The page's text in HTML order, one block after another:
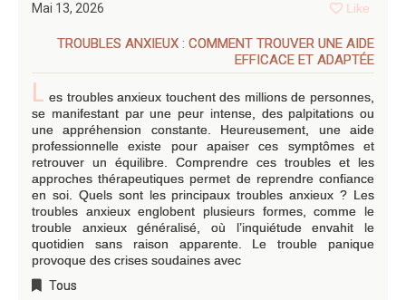
Mai 13, 2026 Like
TROUBLES ANXIEUX : COMMENT TROUVER UNE AIDE
EFFICACE ET ADAPTÉE
L es troubles anxieux touchent des millions de personnes,
se manifestant par une peur intense, des palpitations ou
une appréhension constante. Heureusement, une aide
professionnelle existe pour apaiser ces symptômes et
retrouver un équilibre. Comprendre ces troubles et les
approches thérapeutiques permet de reprendre confiance
en soi. Quels sont les principaux troubles anxieux ? Les
troubles anxieux englobent plusieurs formes, comme le
trouble anxieux généralisé, où l’inquiétude envahit le
quotidien sans raison apparente. Le trouble panique
provoque des crises soudaines avec
Tous